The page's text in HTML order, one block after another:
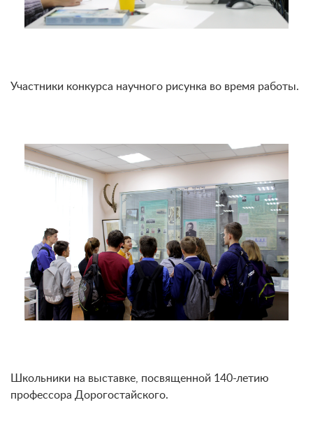
Участники конкурса научного рисунка во время работы.
Школьники на выставке, посвященной 140-летию
профессора Дорогостайского.